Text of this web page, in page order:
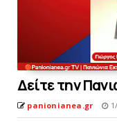
Δείτε την
panionianea.gr 1/